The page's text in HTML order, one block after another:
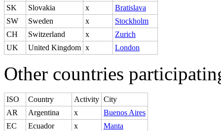
SK
Slovakia x
Bratislava
SW
Sweden x
Stockholm
CH
Switzerland x
Zurich
UK
United Kingdom x London
Other countries
ISO Country Activity City
AR
Argentina x
Buenos Aires
EC
Ecuador x
Manta